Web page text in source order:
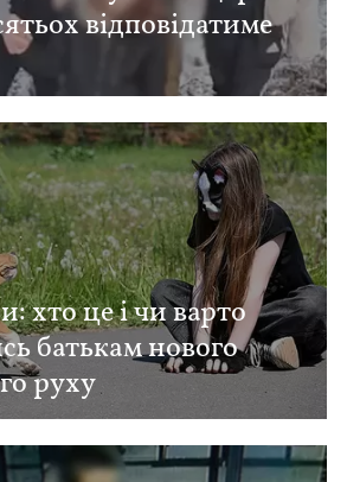
відповідатиме
хто це і чи варто
батькам нового
руху